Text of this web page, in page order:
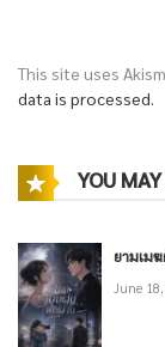
This site uses
data is processed.
YOU
ยามเม
June